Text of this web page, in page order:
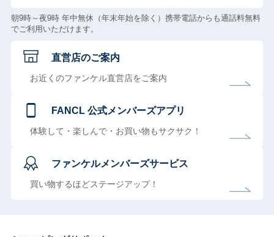
朝9時～夜9時 年中無休（年末年始を除く）携帯電話からも通話料無料
でご利用いただけます。
直営店のご案内
お近くのファンケル直営店をご案内
FANCL 公式メンバーズアプリ
体験して・楽しんで・お買い物もサクサク！
ファンケルメンバーズサービス
買い物するほどステージアップ！